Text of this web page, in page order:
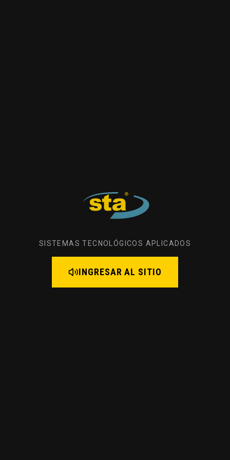
SISTEMAS TECNOLÓGICOS APLICADOS
INGRESAR AL SITIO